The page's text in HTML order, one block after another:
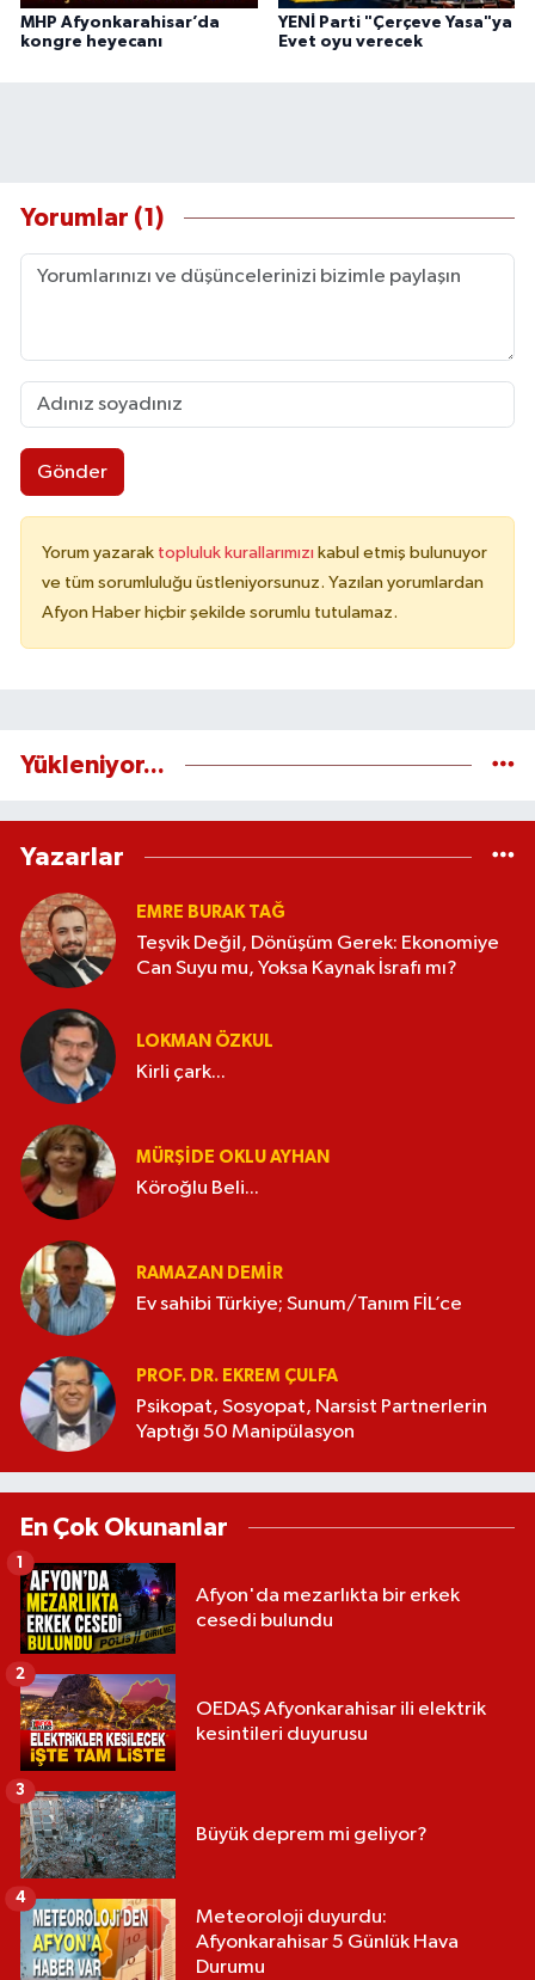
MHP Afyonkarahisar’da
kongre heyecanı
YENİ Parti "Çerçeve Yasa"ya
Evet oyu verecek
Yorumlar (1)
Gönder
Yorum yazarak topluluk kurallarımızı kabul etmiş bulunuyor
ve tüm sorumluluğu üstleniyorsunuz. Yazılan yorumlardan
Afyon Haber hiçbir şekilde sorumlu tutulamaz.
Yükleniyor...
Yazarlar
EMRE BURAK TAĞ
Teşvik Değil, Dönüşüm Gerek: Ekonomiye
Can Suyu mu, Yoksa Kaynak İsrafı mı?
LOKMAN ÖZKUL
Kirli çark...
MÜRŞIDE OKLU AYHAN
Köroğlu Beli...
RAMAZAN DEMİR
Ev sahibi Türkiye; Sunum/Tanım FİL’ce
PROF. DR. EKREM ÇULFA
Psikopat, Sosyopat, Narsist Partnerlerin
Yaptığı 50 Manipülasyon
En Çok Okunanlar
Afyon'da mezarlıkta bir erkek
cesedi bulundu
1
OEDAŞ Afyonkarahisar ili elektrik
kesintileri duyurusu
2
Büyük deprem mi geliyor?
3
Meteoroloji duyurdu:
Afyonkarahisar 5 Günlük Hava
Durumu
4